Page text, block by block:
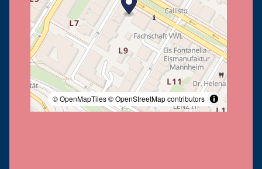
© OpenMapTiles© OpenStreetMap contributors